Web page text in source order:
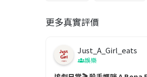
更多真實評價
Just_A_Girl_eats
娛樂